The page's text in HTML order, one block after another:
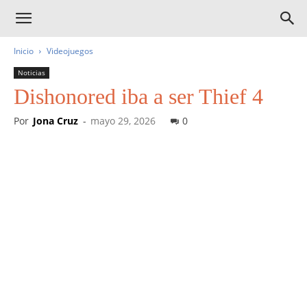
Inicio Videojuegos
Noticias
Dishonored iba a ser Thief 4
Por Jona Cruz - mayo 29, 2026 0